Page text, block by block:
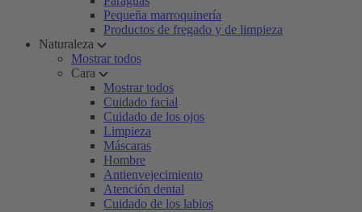
Pequeña marroquinería
Productos de fregado y de limpieza
Naturaleza
Mostrar todos
Cara
Mostrar todos
Cuidado facial
Cuidado de los ojos
Limpieza
Máscaras
Hombre
Antienvejecimiento
Atención dental
Cuidado de los labios